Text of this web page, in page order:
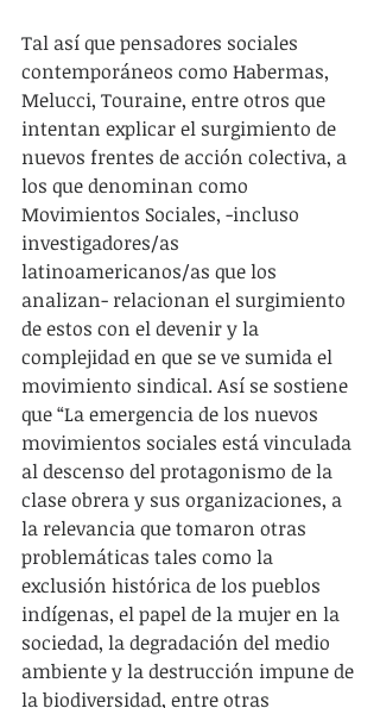
Tal así que pensadores sociales
contemporáneos como Habermas,
Melucci, Touraine, entre otros que
intentan explicar el surgimiento de
nuevos frentes de acción colectiva, a
los que denominan como
Movimientos Sociales, -incluso
investigadores/as
latinoamericanos/as que los
analizan- relacionan el surgimiento
de estos con el devenir y la
complejidad en que se ve sumida el
movimiento sindical. Así se sostiene
que “La emergencia de los nuevos
movimientos sociales está vinculada
al descenso del protagonismo de la
clase obrera y sus organizaciones, a
la relevancia que tomaron otras
problemáticas tales como la
exclusión histórica de los pueblos
indígenas, el papel de la mujer en la
sociedad, la degradación del medio
ambiente y la destrucción impune de
la biodiversidad, entre otras